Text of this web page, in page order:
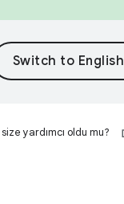
size yardımcı oldu mu?